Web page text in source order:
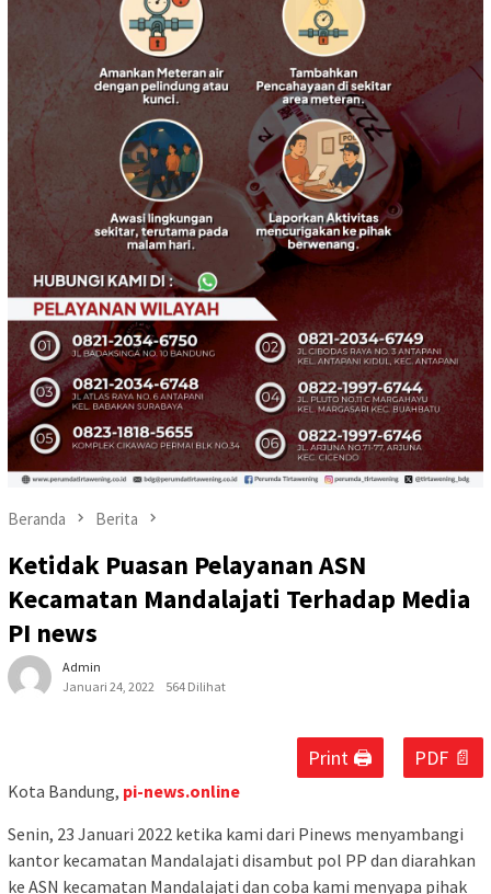
Beranda Berita
Ketidak Puasan Pelayanan ASN
Kecamatan Mandalajati Terhadap Media
PI news
Admin
Januari 24, 2022
564 Dilihat
Print 🖨 PDF 📄
Kota Bandung, pi-news.online
Senin, 23 Januari 2022 ketika kami dari Pinews menyambangi
kantor kecamatan Mandalajati disambut pol PP dan diarahkan
ke ASN kecamatan Mandalajati dan coba kami menyapa pihak